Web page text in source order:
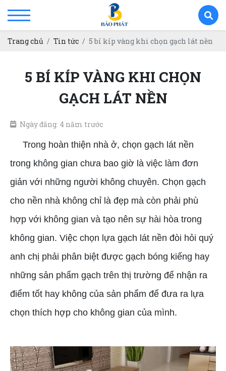
Trang chủ Tin tức 5 bí kíp vàng khi chọn gạch lát nền
5 BÍ KÍP VÀNG KHI CHỌN
GẠCH LÁT NỀN
Ngày đăng: 4 năm trước
Trong hoàn thiện nhà ở, chọn gạch lát nền
trong không gian chưa bao giờ là việc làm đơn
giản với những người không chuyên. Chọn gạch
cho nền nhà không chỉ là đẹp mà còn phải phù
hợp với không gian và tạo nên sự hài hòa trong
không gian. Việc chọn lựa gạch lát nền đòi hỏi quý
anh chị phải phân biệt được gạch bóng kiếng hay
những sản phẩm gạch trên thị trường để nhận ra
điểm tốt hay không của sản phẩm để đưa ra lựa
chọn thích hợp cho không gian của mình.